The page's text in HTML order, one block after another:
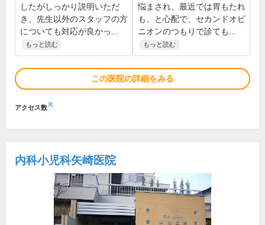
したがしっかり説明いただ
き、先生以外のスタッフの方
についても対応が良かっ...
もっと読む
悩まされ、最近では胃もたれ
も、と心配で、セカンドオピ
ニオンのつもりで診ても...
もっと読む
この医院の詳細をみる
アクセス数※
内科小児科矢崎医院